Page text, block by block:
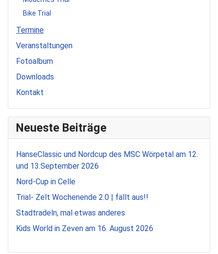
Bike Trial
Termine
Veranstaltungen
Fotoalbum
Downloads
Kontakt
Neueste Beiträge
HanseClassic und Nordcup des MSC Wörpetal am 12.
und 13.September 2026
Nord-Cup in Celle
Trial- Zelt Wochenende 2.0 | fällt aus!!
Stadtradeln, mal etwas anderes
Kids World in Zeven am 16. August 2026